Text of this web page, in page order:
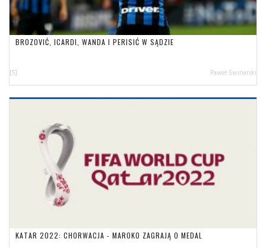
BROZOVIĆ, ICARDI, WANDA I PERISIĆ W SĄDZIE
[5] Paweł Świnarski
KATAR 2022: CHORWACJA - MAROKO ZAGRAJĄ O MEDAL